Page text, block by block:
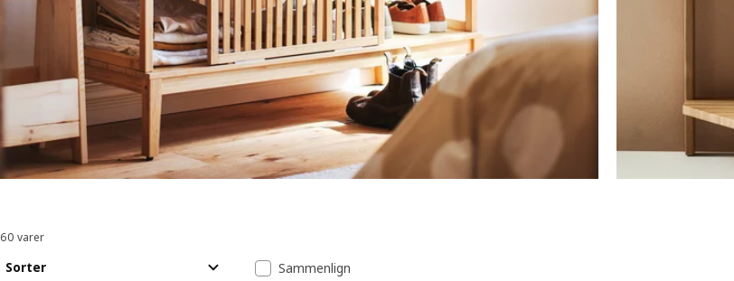
Sorter og filtrer
60 varer
Sorter Resultatliste
Sammenlign